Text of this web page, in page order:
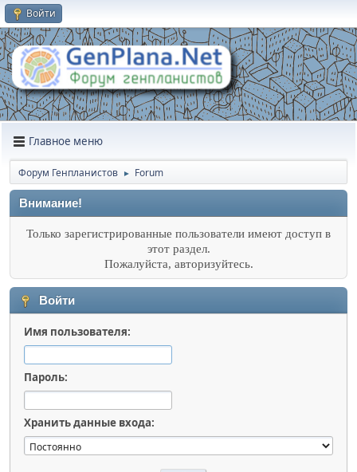
Войти
Главное меню
Форум Генпланистов ► Forum
Внимание!
Только зарегистрированные пользователи имеют доступ в
этот раздел.
Пожалуйста, авторизуйтесь.
Войти
Имя пользователя:
Пароль:
Хранить данные входа: